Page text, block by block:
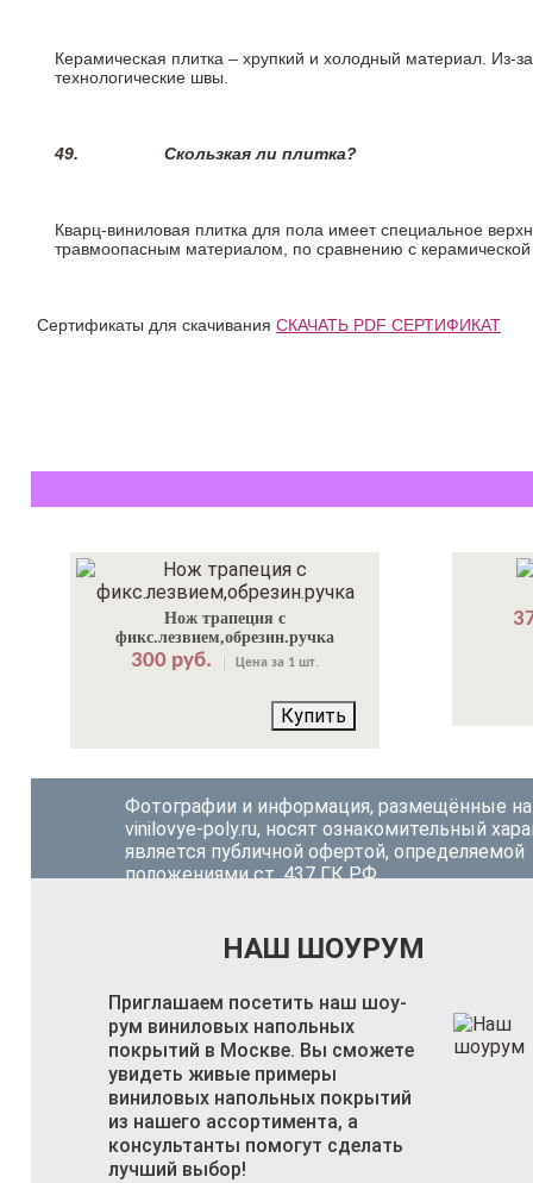
Керамическая плитка – хрупкий и холодный материал. Из-
технологические швы.
49. Скользкая ли плитка?
Кварц-виниловая плитка для пола имеет специальное
травмоопасным материалом, по сравнению с
Сертификаты для скачивания СКАЧАТЬ PDF СЕРТИФИКАТ
Нож трапеция с
фикс.лезвием,обрезин.ручка
300 руб. Цена за 1 шт.
Купить
Фотографии и информация, размещённые на
vinilovye-poly.ru, носят ознакомительный
является публичной офертой, определяемой
положениями ст. 437 ГК РФ.
НАШ ШОУРУМ
Приглашаем посетить наш шоу-
рум виниловых напольных
покрытий в Москве. Вы сможете
увидеть живые примеры
виниловых напольных покрытий
из нашего ассортимента, а
консультанты помогут сделать
лучший выбор!